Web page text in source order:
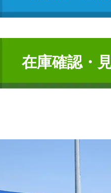
在庫確認・